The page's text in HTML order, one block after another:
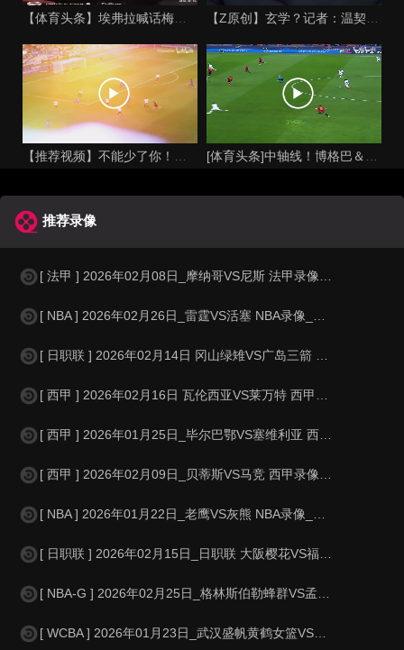
推荐录像
[ 法甲 ] 2026年02月08日_摩纳哥VS尼斯 法甲录像_全场录像【
[ NBA ] 2026年02月26日_雷霆VS活塞 NBA录像_全场录像【
[ 日职联 ] 2026年02月14日 冈山绿雉VS广岛三箭 日职联_全场录
[ 西甲 ] 2026年02月16日 瓦伦西亚VS莱万特 西甲_全场录像【
[ 西甲 ] 2026年01月25日_毕尔巴鄂VS塞维利亚 西甲录像_全场
[ 西甲 ] 2026年02月09日_贝蒂斯VS马竞 西甲录像_高清录像【
[ NBA ] 2026年01月22日_老鹰VS灰熊 NBA录像_全场录像【
[ 日职联 ] 2026年02月15日_日职联 大阪樱花VS福冈黄蜂录像_全
[ NBA-G ] 2026年02月25日_格林斯伯勒蜂群VS孟菲斯川流 NBA
[ WCBA ] 2026年01月23日_武汉盛帆黄鹤女篮VS陕西榆林天泽女篮